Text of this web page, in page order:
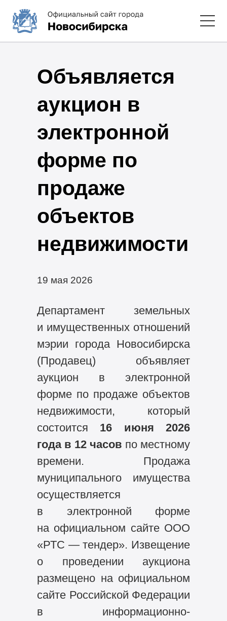
Объявляется
аукцион в
электронной
форме по
продаже
объектов
недвижимости
19 мая 2026
Департамент земельных
и имущественных отношений
мэрии города Новосибирска
(Продавец) объявляет
аукцион в электронной
форме по продаже объектов
недвижимости, который
состоится 16 июня 2026
года в 12 часов по местному
времени. Продажа
муниципального имущества
осуществляется
в электронной форме
на официальном сайте ООО
«РТС — тендер». Извещение
о проведении аукциона
размещено на официальном
сайте Российской Федерации
в информационно-